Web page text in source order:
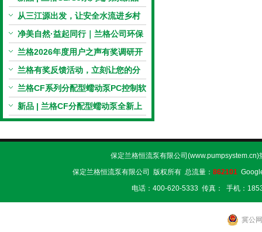
上市，小巧机身，大有可为！
从三江源出发，让安全水流进乡村
校园 | 兰格×吾水高原公益行
净美自然·益起同行｜兰格公司环保
捡拾公益活动圆满举行
兰格2026年度用户之声有奖调研开
启，京东E卡免费送！
兰格有奖反馈活动，立刻让您的分
享变成惊喜！
兰格CF系列分配型蠕动泵PC控制软
件免费版发布！即日起，通过即可
下载！
新品 | 兰格CF分配型蠕动泵全新上
市，智控每一滴！
保定兰格恒流泵有限公司(www.pumpsystem.cn)
保定兰格恒流泵有限公司 版权所有 总流量： 862101
电话：400-620-5333 传真： 手机：
冀公